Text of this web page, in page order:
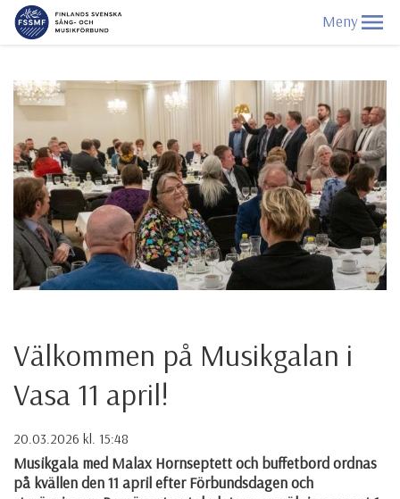
Välkommen på Musikgalan i
Vasa 11 april!
20.03.2026 kl. 15:48
Musikgala med Malax Hornseptett och buffetbord ordnas
på kvällen den 11 april efter Förbundsdagen och